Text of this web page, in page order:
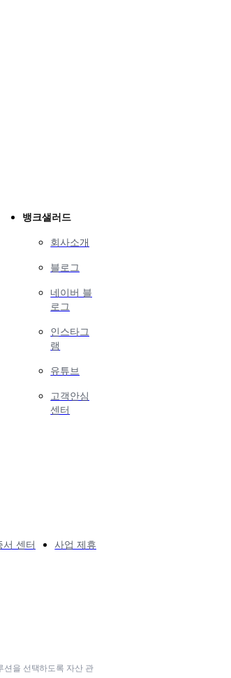
뱅크샐러드
회사소개
블로그
네이버 블
로그
인스타그
램
유튜브
고객안심
센터
서 센터 사업 제휴
션을 선택하도록 자산 관